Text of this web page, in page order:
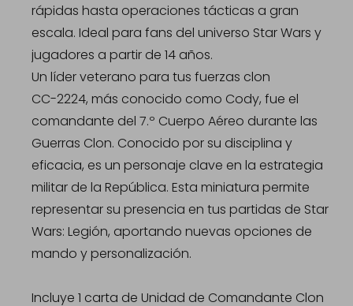
rápidas hasta operaciones tácticas a gran
escala. Ideal para fans del universo Star Wars y
jugadores a partir de 14 años.
Un líder veterano para tus fuerzas clon
CC-2224, más conocido como Cody, fue el
comandante del 7.º Cuerpo Aéreo durante las
Guerras Clon. Conocido por su disciplina y
eficacia, es un personaje clave en la estrategia
militar de la República. Esta miniatura permite
representar su presencia en tus partidas de Star
Wars: Legión, aportando nuevas opciones de
mando y personalización.
Incluye 1 carta de Unidad de Comandante Clon